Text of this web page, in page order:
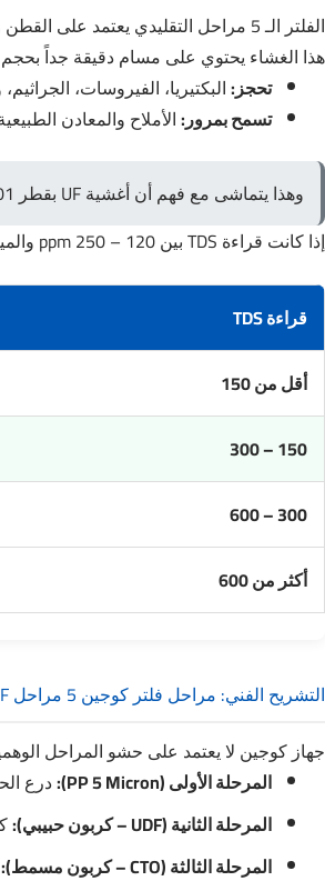
الفلتر الـ 5 مراحل التقليدي يعتمد على القطن والكربون فقط، وهو ممتاز لإزالة الشوائب والكلور والروائح، لكنه يقف عاجزاً أمام البكتيريا الدقيقة. هنا يأتي دور
هذا الغشاء يحتوي على مسام دقيقة جداً بحجم
تحجز:البكتيريا، الفيروسات،
تسمح بمرور:الأملاح والمعادن
وهذا يتماشى مع فهم أن أغشية UF بقطر 0.01 ميكرون تعزل البكتيريا بكفاءة عالية، لكن لا تُعد بديلاً كاملًا عن أنظمة RO في البيئات عالية الخطورة وفق إرشادات مثل توصيات World Health Organization.
إذا كانت قراءة TDS بين 120 – 250 ppm والمياه خالية من الملوحة الواضحة، فإن UF يعتبر خيارًا ذكيًا. أما إذا تجاوزت 400 ppm أو ظهرت قشور بيضاء كثيفة (كربونات الكالسيوم)، فالأفضل استخدام RO.
قراءة TDS
أقل من 150
150 – 300
300 – 600
أكثر من 600
التشريح الفني: مراحل فلتر كوجين 5 مراحل UF
جهاز كوجين لا يعتمد على حشو المراحل
المرحلة الأولى (PP 5 Micron):
درع
المرحلة الثانية (UDF – كربون حبيبي):
المرحلة الثالثة (CTO – كربون مسمط):